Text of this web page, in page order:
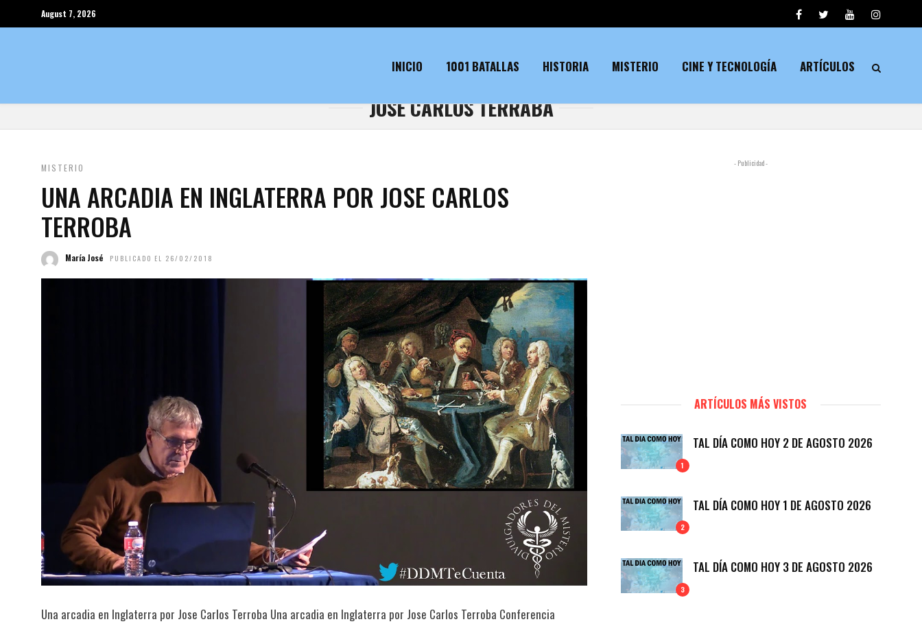
August 7, 2026
INICIO 1001 BATALLAS HISTORIA MISTERIO CINE Y TECNOLOGÍA ARTÍCULOS
JOSE CARLOS TERRABA
MISTERIO
UNA ARCADIA EN INGLATERRA POR JOSE CARLOS
TERROBA
María José PUBLICADO EL 26/02/2018
Una arcadia en Inglaterra por Jose Carlos Terroba Una arcadia en Inglaterra por Jose Carlos Terroba Conferencia
- Publicidad -
ARTÍCULOS MÁS VISTOS
1
TAL DÍA COMO HOY 2 DE AGOSTO 2026
2
TAL DÍA COMO HOY 1 DE AGOSTO 2026
3
TAL DÍA COMO HOY 3 DE AGOSTO 2026